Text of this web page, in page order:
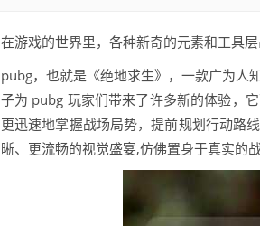
在游戏的世界里，各种新奇的元素和工具
pubg，也就是《绝地求生》，一款广为人
子为 pubg 玩家们带来了许多新的体验，
更迅速地掌握战场局势，提前规划行动路
晰、更流畅的视觉盛宴,仿佛置身于真实的战